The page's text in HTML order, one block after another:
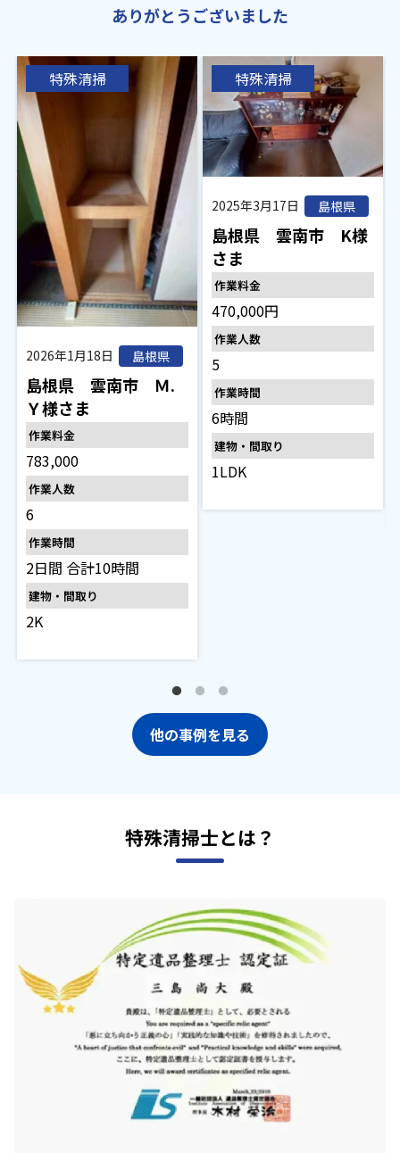
ありがとうございました
特殊清掃
2026年1月18日 島根県
島根県 雲南市 Ｍ.
Ｙ様さま
作業料金
783,000
作業人数
6
作業時間
2日間 合計10時間
建物・間取り
2K
特殊清掃
2025年3月17日 島根県
島根県 雲南市 K様
さま
作業料金
470,000円
作業人数
5
作業時間
6時間
建物・間取り
1LDK
他の事例を見る
特殊清掃士とは？